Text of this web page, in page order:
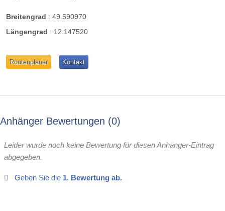
Breitengrad : 49.590970
Längengrad : 12.147520
Routenplaner Kontakt
Anhänger Bewertungen 0
Leider wurde noch keine Bewertung für diesen Anhänger-Eintrag
abgegeben.
Geben Sie die 1. Bewertung ab.